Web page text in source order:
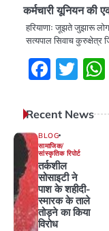
कर्मचारी यूनियन की
हरियाणाः जूझते जुझारू
सत्यपाल सिवाच कुरुक्षेत्र
Recent News
BLOG
सामाजिक/
सांस्कृतिक रिपोर्ट
तर्कशील
सोसाइटी ने
पाश के शहीदी-
स्मारक के ताले
तोड़ने का किया
विरोध